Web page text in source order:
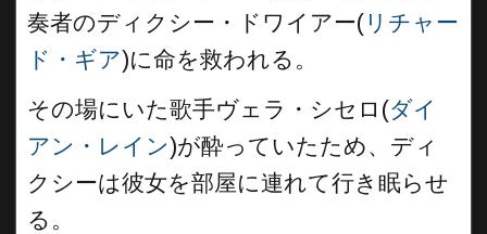
奏者のディクシー・ドワイアー( リチャー
ド・ギア)に命を救われる。
その場にいた歌手ヴェラ・シセロ(ダイ
アン・レイン)が酔っていたため、ディ
クシーは彼女を部屋に連れて行き眠らせ
る。